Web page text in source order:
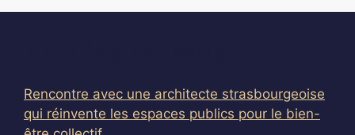
Rencontre avec une architecte strasbourgeoise
qui réinvente les espaces publics pour le bien-